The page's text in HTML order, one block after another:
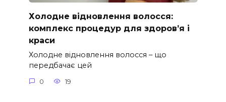
Холодне відновлення волосся:
комплекс процедур для здоров’я і
краси
Холодне відновлення волосся – що
передбачає цей
0 19